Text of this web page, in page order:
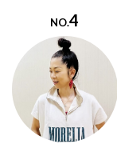
NO.4